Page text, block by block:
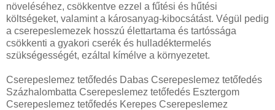
növeléséhez, csökkentve ezzel a fűtési és hűtési
költségeket, valamint a károsanyag-kibocsátást. Végül pedig
a cserepeslemezek hosszú élettartama és tartóssága
csökkenti a gyakori cserék és hulladéktermelés
szükségességét, ezáltal kímélve a környezetet.
Cserepeslemez tetőfedés Dabas Cserepeslemez tetőfedés
Százhalombatta Cserepeslemez tetőfedés Esztergom
Cserepeslemez tetőfedés Kerepes Cserepeslemez